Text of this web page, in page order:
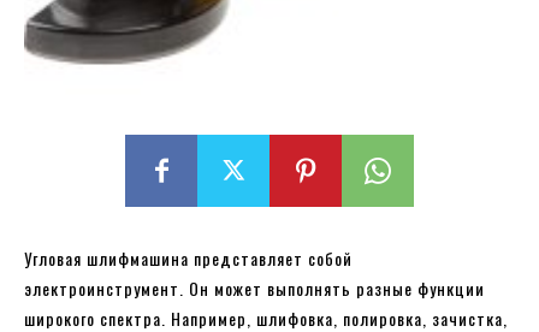
Угловая шлифмашина представляет собой
электроинструмент. Он может выполнять разные функции
широкого спектра. Например, шлифовка, полировка, зачистка,